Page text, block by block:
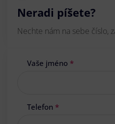
Neradi píšete?
Nechte nám na sebe číslo,
Vaše jméno *
Telefon *